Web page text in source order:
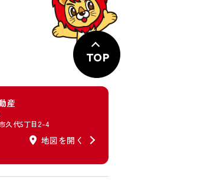
TOP
産
久代5丁目2-4
地図を開く